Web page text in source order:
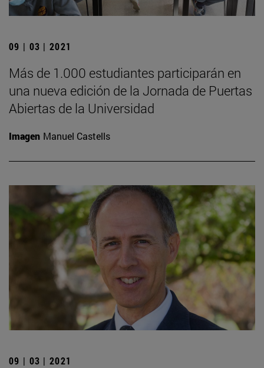
09 | 03 | 2021
Más de 1.000 estudiantes participarán en
una nueva edición de la Jornada de Puertas
Abiertas de la Universidad
Imagen Manuel Castells
09 | 03 | 2021